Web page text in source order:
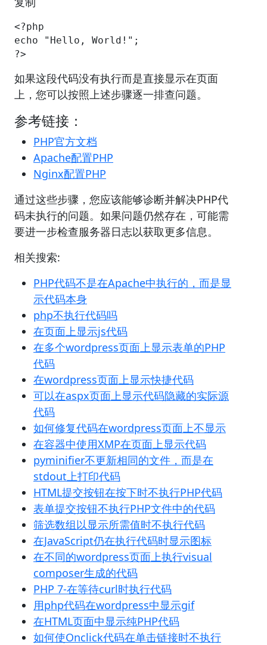
<?php
echo "Hello, World!";
?>
如果这段代码没有执行而是直接显示在页面
上，您可以按照上述步骤逐一排查问题。
参考链接：
PHP官方文档
Apache配置PHP
Nginx配置PHP
通过这些步骤，您应该能够诊断并解决PHP代
码未执行的问题。如果问题仍然存在，可能需
要进一步检查服务器日志以获取更多信息。
相关搜索:
PHP代码不是在Apache中执行的，而是显
示代码本身
php不执行代码吗
在页面上显示js代码
在多个wordpress页面上显示表单的PHP
代码
在wordpress页面上显示快捷代码
可以在aspx页面上显示代码隐藏的实际源
代码
如何修复代码在wordpress页面上不显示
在容器中使用XMP在页面上显示代码
pyminifier不更新相同的文件，而是在
stdout上打印代码
HTML提交按钮在按下时不执行PHP代码
表单提交按钮不执行PHP文件中的代码
筛选数组以显示所需值时不执行代码
在JavaScript仍在执行代码时显示图标
在不同的wordpress页面上执行visual
composer生成的代码
PHP 7-在等待curl时执行代码
用php代码在wordpress中显示gif
在HTML页面中显示纯PHP代码
如何使Onclick代码在单击链接时不执行